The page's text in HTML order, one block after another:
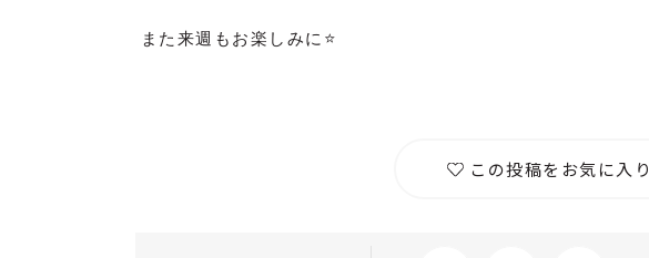
また来週もお楽しみに⭐️
この投稿をお気に入